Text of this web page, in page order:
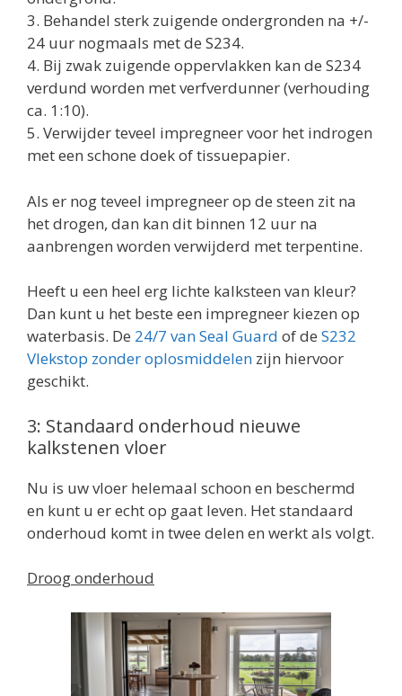
3. Behandel sterk zuigende ondergronden na +/-
24 uur nogmaals met de S234.
4. Bij zwak zuigende oppervlakken kan de S234
verdund worden met verfverdunner (verhouding
ca. 1:10).
5. Verwijder teveel impregneer voor het indrogen
met een schone doek of tissuepapier.
Als er nog teveel impregneer op de steen zit na
het drogen, dan kan dit binnen 12 uur na
aanbrengen worden verwijderd met terpentine.
Heeft u een heel erg lichte kalksteen van kleur?
Dan kunt u het beste een impregneer kiezen op
waterbasis. De 24/7 van Seal Guard of de S232
Vlekstop zonder oplosmiddelen zijn hiervoor
geschikt.
3: Standaard onderhoud nieuwe
kalkstenen vloer
Nu is uw vloer helemaal schoon en beschermd
en kunt u er echt op gaat leven. Het standaard
onderhoud komt in twee delen en werkt als volgt.
Droog onderhoud